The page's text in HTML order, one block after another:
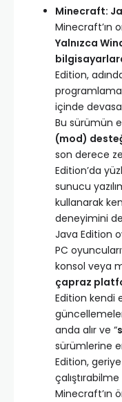
Minecraft:
Minecraft’ın
Yalnızca
Edition,
programlama
içinde
Bu sürümün
(mod)
son derece
Edition’da
sunucu
kullanarak
deneyimini
Java Edition
PC
konsol veya
çapraz
Edition kendi
anda alır ve “
sürümlerine
Edition,
Minecraft’ın